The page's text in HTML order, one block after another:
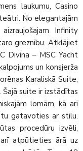
laukumu, Casino
No elegantajām
Infinity
greznību. Atklājiet
Divina – MSC Yacht
un konsjerža
Karaliskā Suite,
Šajā suite ir izstādītas
lomām, kā arī
gatavoties ar stilu.
procedūru izvēli,
atpūtieties ārā uz